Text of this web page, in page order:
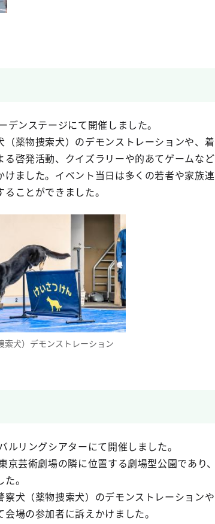
ンステージにて開催しました。
薬物捜索犬）のデモンストレーションや、着
啓発活動、クイズラリーや的あてゲームなど
ました。イベント当日は多くの若者や家族連
ことができました。
索犬）デモンストレーション
リングシアターにて開催しました。
芸術劇場の隣に位置する劇場型公園であり、
。
犬（薬物捜索犬）のデモンストレーションや
場の参加者に訴えかけました。